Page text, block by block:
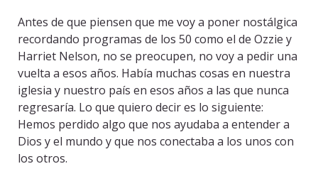
Antes de que piensen que me voy a poner nostálgica
recordando programas de los 50 como el de Ozzie y
Harriet Nelson, no se preocupen, no voy a pedir una
vuelta a esos años. Había muchas cosas en nuestra
iglesia y nuestro país en esos años a las que nunca
regresaría. Lo que quiero decir es lo siguiente:
Hemos perdido algo que nos ayudaba a entender a
Dios y el mundo y que nos conectaba a los unos con
los otros.